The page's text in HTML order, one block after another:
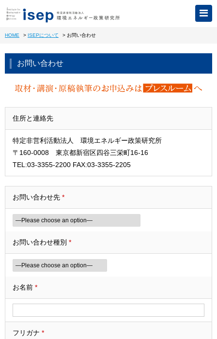
HOME > ISEPについて > お問い合わせ
お問い合わせ
住所と連絡先
特定非営利活動法人 環境エネルギー政策研究所
〒160-0008 東京都新宿区四谷三栄町16-16
TEL:03-3355-2200 FAX:03-3355-2205
お問い合わせ先 *
お問い合わせ種別 *
お名前 *
フリガナ *